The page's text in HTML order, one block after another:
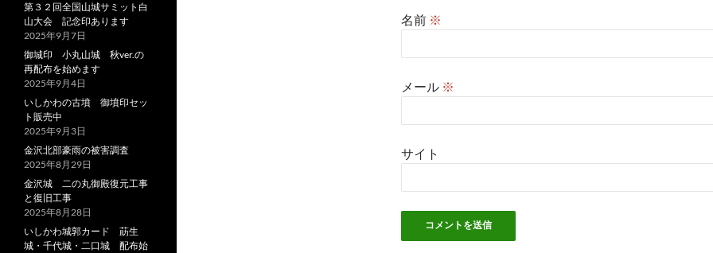
名前 ※
メール ※
サイト
第３２回全国山城サミット白
山大会 記念印あります
2025年9月7日
御城印 小丸山城 秋ver.の
再配布を始めます
2025年9月4日
いしかわの古墳 御墳印セッ
ト販売中
2025年9月3日
金沢北部豪雨の被害調査
2025年8月29日
金沢城 二の丸御殿復元工事
と復旧工事
2025年8月28日
いしかわ城郭カード 莇生
城・千代城・二口城 配布始